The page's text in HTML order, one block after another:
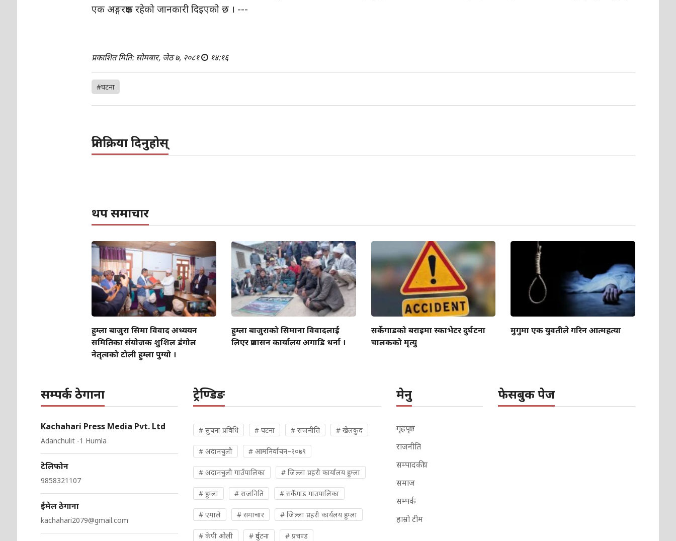
एक अङ्गरक्षक रहेको जानकारी दिइएको छ । ---
प्रकाशित मिति: सोमबार, जेठ ७, २०८१ १४:१६
#घटना
प्रतिक्रिया दिनुहोस्
थप समाचार
हुम्ला बाजुरा सिमा विवाद अध्ययन
समितिका संयोजक शुशिल डंगोल
नेतृत्वको टोली हुम्ला पुग्यो ।
हुम्ला बाजुराको सिमाना विवादलाई
लिएर प्रशासन कार्यालय अगाडि धर्ना ।
सर्केगाडको बराइमा स्काभेटर दुर्घटना
चालकको मृत्यु
मुगुमा एक युवतीले गरिन आत्महत्या
सम्पर्क ठेगाना
Kachahari Press Media Pvt. Ltd
Adanchulit -1 Humla
टेलिफोन
9858321107
ईमेल ठेगाना
kachahari2079@gmail.com
ट्रेण्डिङ
# सुचना प्रविधि # घटना # राजनीति # खेलकुद
# अदानचुली # आमनिर्वाचन–२०७९
# अदानचुली गाउँपालिका # जिल्ला प्रहरी कार्यालय हुम्ला
# हुम्ला # राजनिति # सर्केगाड गाउपालिका
# एमाले # समाचार # जिल्ला प्रहरी कार्यलय हुम्ला
# केपी ओली # दुर्घटना # प्रचण्ड
मेनु
गृहपृष्ठ
राजनीति
सम्पादकीय
समाज
सम्पर्क
हाम्रो टीम
फेसबुक पेज